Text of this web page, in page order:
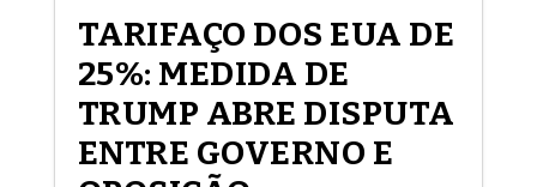
TARIFAÇO DOS EUA DE
25%: MEDIDA DE
TRUMP ABRE DISPUTA
ENTRE GOVERNO E